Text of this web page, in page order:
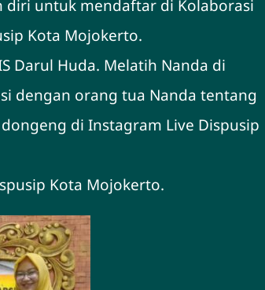
diri untuk mendaftar di Kolaborasi
Kota Mojokerto.
Darul Huda. Melatih Nanda di
dengan orang tua Nanda tentang
di Instagram Live Dispusip
Kota Mojokerto.